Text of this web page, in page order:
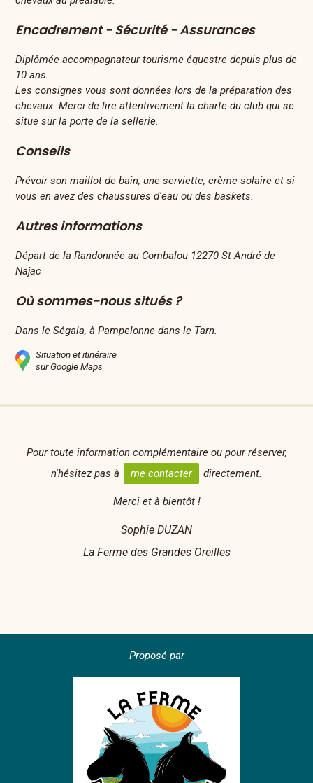
Encadrement - Sécurité - Assurances
Diplômée accompagnateur tourisme équestre depuis plus de
10 ans.
Les consignes vous sont données lors de la préparation des
chevaux. Merci de lire attentivement la charte du club qui se
situe sur la porte de la sellerie.
Conseils
Prévoir son maillot de bain, une serviette, crème solaire et si
vous en avez des chaussures d'eau ou des baskets.
Autres informations
Départ de la Randonnée au Combalou 12270 St André de
Najac
Où sommes-nous situés ?
Dans le Ségala, à Pampelonne dans le Tarn.
Situation et itinéraire
sur Google Maps
Pour toute information complémentaire ou pour réserver,
n'hésitez pas à
me contacter directement.
Merci et à bientôt !
Sophie DUZAN
La Ferme des Grandes Oreilles
Proposé par